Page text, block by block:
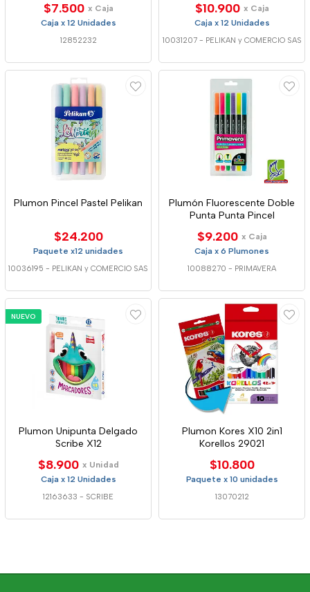
$7.500 x Caja
Caja x 12 Unidades
12852232
$10.900 x Caja
Caja x 12 Unidades
10031207 - PELIKAN y COMERCIO SAS
Plumon Pincel Pastel Pelikan
$24.200
Paquete x12 unidades
10036195 - PELIKAN y COMERCIO SAS
Plumón Fluorescente Doble
Punta Punta Pincel
$9.200 x Caja
Caja x 6 Plumones
10088270 - PRIMAVERA
NUEVO
Plumon Unipunta Delgado
Scribe X12
$8.900 x Unidad
Caja x 12 Unidades
12163633 - SCRIBE
Plumon Kores X10 2in1
Korellos 29021
$10.800
Paquete x 10 unidades
13070212